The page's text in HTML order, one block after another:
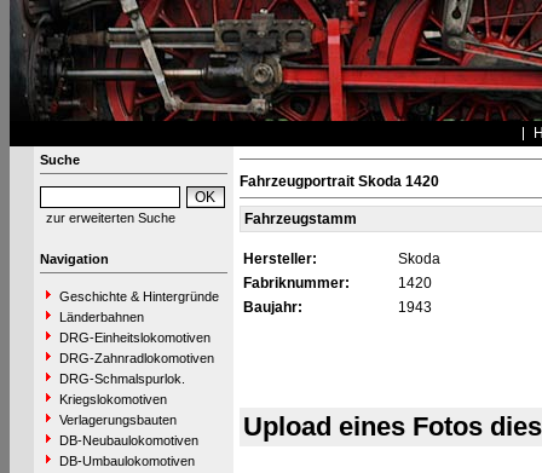
Suche
zur erweiterten Suche
Navigation
Geschichte & Hintergründe
Länderbahnen
DRG-Einheitslokomotiven
DRG-Zahnradlokomotiven
DRG-Schmalspurlok.
Kriegslokomotiven
Verlagerungsbauten
DB-Neubaulokomotiven
DB-Umbaulokomotiven
Fahrzeugportrait Skoda 1420
Fahrzeugstamm
Hersteller:
Skoda
Fabriknummer:
1420
Baujahr:
1943
Upload eines Fotos